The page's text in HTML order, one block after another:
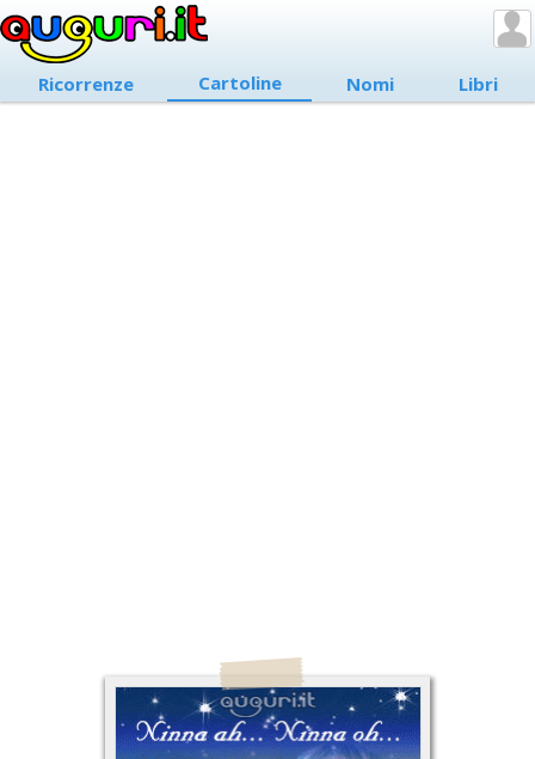
Ricorrenze Cartoline Nomi Libri